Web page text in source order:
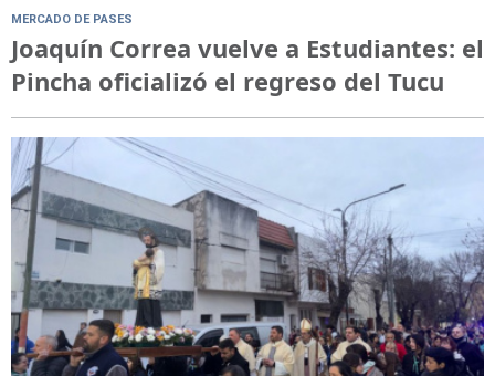
MERCADO DE PASES
Joaquín Correa vuelve a Estudiantes: el
Pincha oficializó el regreso del Tucu